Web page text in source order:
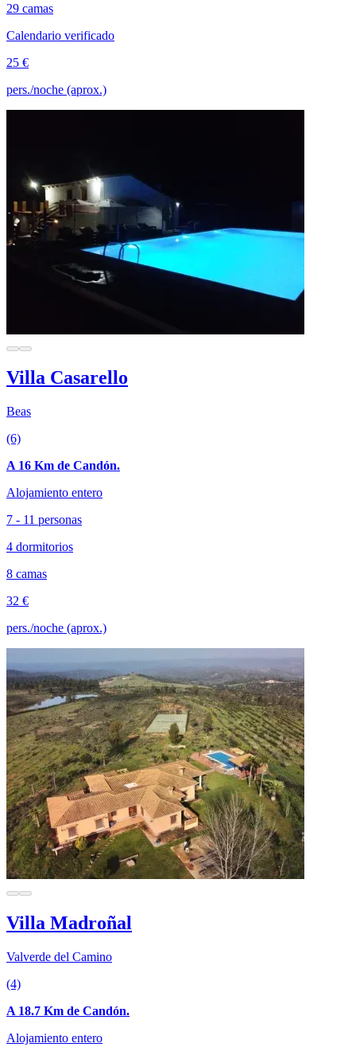
29 camas
Calendario verificado
25 €
pers./noche (aprox.)
Villa Casarello
Beas
(6)
A 16 Km de Candón.
Alojamiento entero
7 - 11 personas
4 dormitorios
8 camas
32 €
pers./noche (aprox.)
Villa Madroñal
Valverde del Camino
(4)
A 18.7 Km de Candón.
Alojamiento entero